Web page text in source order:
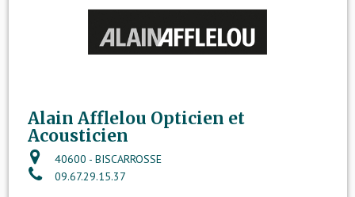
Alain Afflelou Opticien et
Acousticien
40600 - BISCARROSSE
09.67.29.15.37